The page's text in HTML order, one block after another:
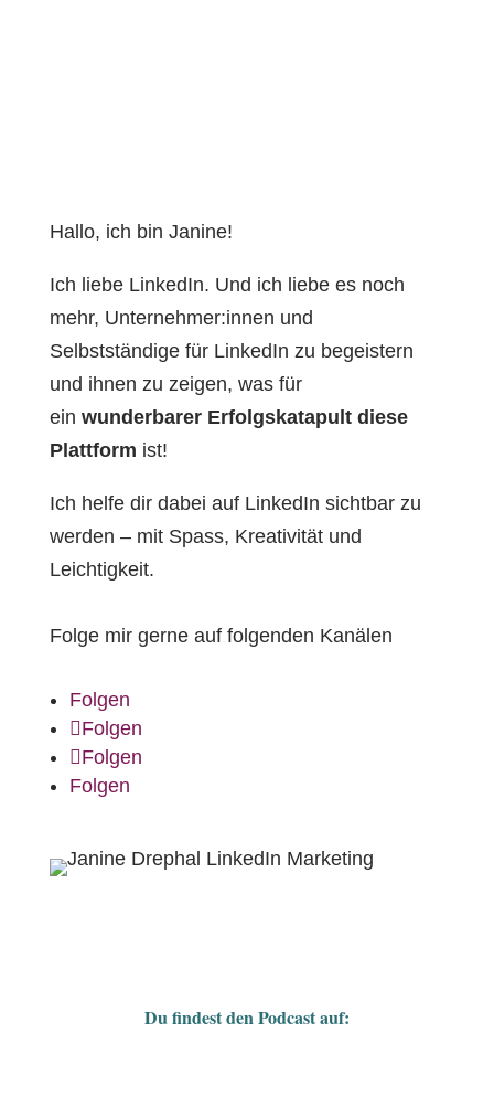
Hallo, ich bin Janine!
Ich liebe LinkedIn. Und ich liebe es noch
mehr, Unternehmer:innen und
Selbstständige für LinkedIn zu begeistern
und ihnen zu zeigen, was für
ein wunderbarer Erfolgskatapult diese
Plattform ist!
Ich helfe dir dabei auf LinkedIn sichtbar zu
werden – mit Spass, Kreativität und
Leichtigkeit.
Folge mir gerne auf folgenden Kanälen
Folgen
Folgen
Folgen
Folgen
Du findest den Podcast auf: